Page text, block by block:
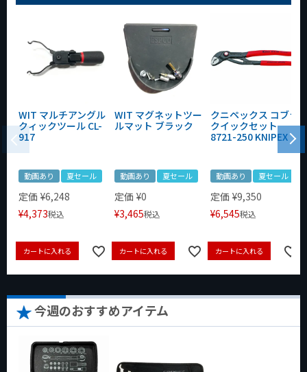
WIT マルチアングル
クィックツール CL-
917
動画あり 夏セール
定価 ¥6,248
¥4,373税込
カートに入れる
WIT マグネットツー
ルマット ブラック
動画あり 夏セール
定価 ¥0
¥3,465税込
カートに入れる
クニペックス コブラ
クイックセット
8721-250 KNIPEX
動画あり 夏セール
定価 ¥9,350
¥6,545税込
カートに入れる
今週のおすすめアイテム